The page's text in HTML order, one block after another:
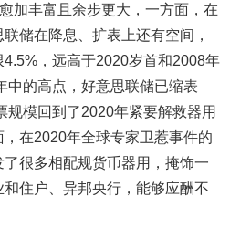
加丰富且余步更大，一方面，在
储在降息、扩表上还有空间，
，远高于2020岁首和2008年
中的高点，好意思联储已缩表
规模回到了2020年紧要解救器用
在2020年全球专家卫惹事件的
很多相配规货币器用，掩饰一
住户、异邦央行，能够应酬不